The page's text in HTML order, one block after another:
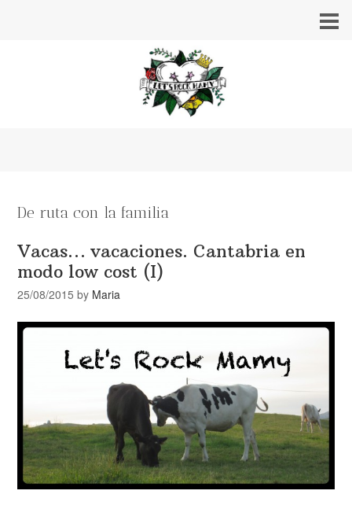
De ruta con la familia
Vacas… vacaciones. Cantabria en
modo low cost (I)
25/08/2015 by Maria